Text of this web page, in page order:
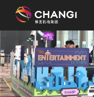
所
有
樟